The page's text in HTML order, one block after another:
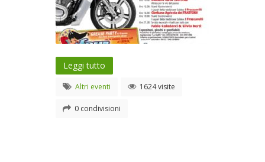
Leggi tutto
Altri eventi 1624 visite
0 condivisioni